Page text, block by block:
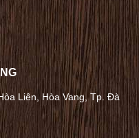
Liên, Hòa Vang, Tp. Đà